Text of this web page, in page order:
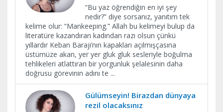
“Bu yaz öğrendiğin en iyi şey
nedir?” diye sorsanız, yanıtım tek
kelime olur: “Mankeeping.” Allah bu kelimeyi bulup da
literatüre kazandıran kadından razı olsun çünkü
yıllardır Keban Barajı’nın kapakları açılmışçasına
üstümüze akan, yer yer gluk gluk sesleriyle boğulma
tehlikeleri atlattıran bir yorgunluk şelalesinin daha
doğrusu görevinin adını te ...
Gülümseyin! Birazdan dünyaya
rezil olacaksınız